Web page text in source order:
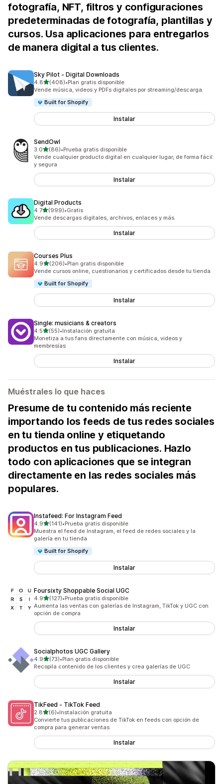
fotografía, NFT, filtros y configuraciones
predeterminadas de fotografía, plantillas y
cursos. Usa aplicaciones para entregarlos
de manera digital a tus clientes.
Sky Pilot ‑ Digital Downloads
4.8de 5 estrellas
(408)
408 reseñas en total
•Plan gratis disponible
Vende música, videos y PDFs digitales por streaming/descarga.
Built for Shopify
Instalar
SendOwl
3.0de 5 estrellas
(86)
86 reseñas en total
•Prueba gratis disponible
Vende cualquier producto digital en cualquier lugar, de forma fácil
y segura
Instalar
Digital Products
4.7de 5 estrellas
(999)
999 reseñas en total
•Gratis
Vende descargas digitales, archivos, enlaces y más.
Instalar
Courses Plus
4.9de 5 estrellas
(206)
206 reseñas en total
•Plan gratis disponible
Vende cursos online, cuestionarios y certificados desde tu tienda
Built for Shopify
Instalar
Single: musicians & creators
4.5de 5 estrellas
(55)
55 reseñas en total
•Instalación gratuita
Monetiza a tus fans directamente con música, videos y
membresías
Instalar
Muéstrales lo que haces
Presume de tu contenido más reciente
importando los feeds de tus redes sociales
en tu tienda online y etiquetando
productos en tus publicaciones. Hazlo
todo con aplicaciones que se integran
directamente en las redes sociales más
populares.
Instafeed: For Instagram Feed
4.9de 5 estrellas
(141)
141 reseñas en total
•Prueba gratis disponible
Muestra el feed de Instagram, el feed de redes sociales y la
galería en tu tienda
Built for Shopify
Instalar
Foursixty Shoppable Social UGC
4.9de 5 estrellas
(127)
127 reseñas en total
•Prueba gratis disponible
Aumenta las ventas con galerías de Instagram, TikTok y UGC con
opción de compra
Instalar
Socialphotos UGC Gallery
4.9de 5 estrellas
(73)
73 reseñas en total
•Plan gratis disponible
Recopila contenido de los clientes y crea galerías de UGC
Instalar
TikFeed ‑ TikTok Feed
2.8de 5 estrellas
(6)
6 reseñas en total
•Instalación gratuita
Convierte tus publicaciones de TikTok en feeds con opción de
compra para generar ventas
Instalar